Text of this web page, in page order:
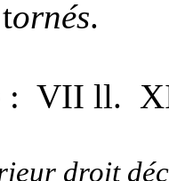
ornés.
: VII ll.
droit